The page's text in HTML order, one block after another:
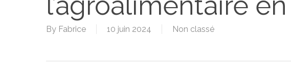
By Fabrice 10 juin 2024 Non classé